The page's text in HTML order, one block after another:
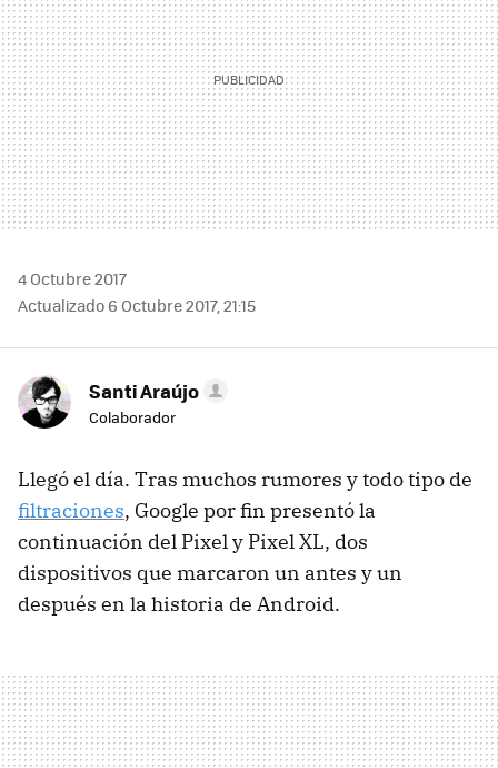
4 Octubre 2017
Actualizado 6 Octubre 2017, 21:15
Santi Araújo
Colaborador
Llegó el día. Tras muchos rumores y todo tipo de
filtraciones, Google por fin presentó la
continuación del Pixel y Pixel XL, dos
dispositivos que marcaron un antes y un
después en la historia de Android.